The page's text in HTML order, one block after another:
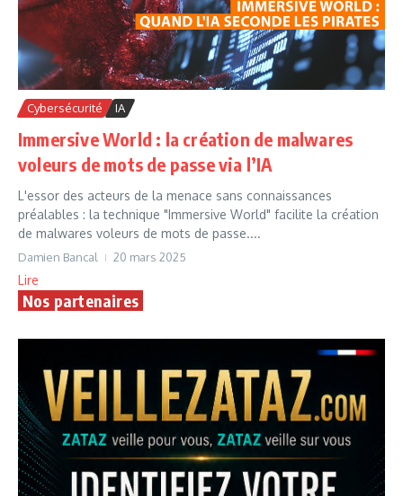
Cybersécurité IA
Immersive World : la création de malwares
voleurs de mots de passe​ via l’IA
L'essor des acteurs de la menace sans connaissances
préalables : la technique "Immersive World" facilite la création
de malwares voleurs de mots de passe​....
Damien Bancal 20 mars 2025
Lire
Nos partenaires